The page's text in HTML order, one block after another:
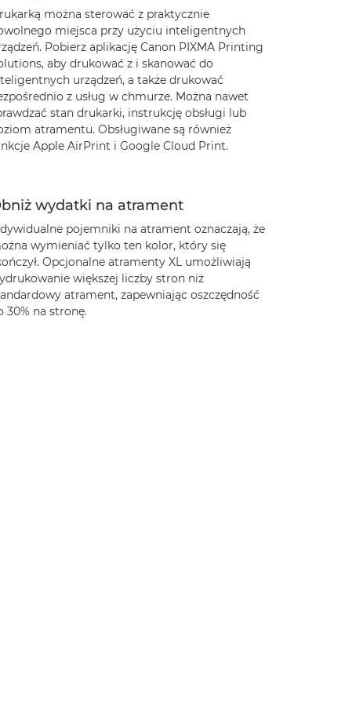
można sterować z praktycznie
miejsca przy użyciu inteligentnych
Pobierz aplikację Canon PIXMA Printing
aby drukować z i skanować do
urządzeń, a także drukować
z usług w chmurze. Można nawet
stan drukarki, instrukcję obsługi lub
atramentu. Obsługiwane są również
Apple AirPrint i Google Cloud Print.
wydatki na atrament
pojemniki na atrament oznaczają, że
wymieniać tylko ten kolor, który się
Opcjonalne atramenty XL umożliwiają
większej liczby stron niż
atrament, zapewniając oszczędność
30% na stronę.